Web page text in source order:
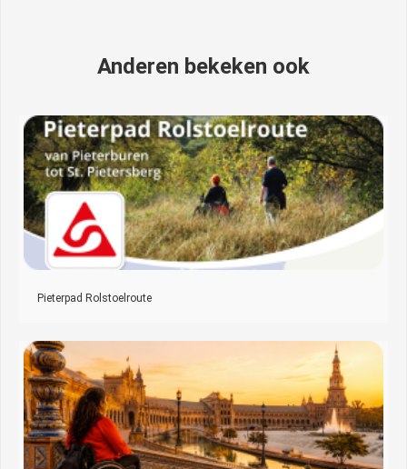
Anderen bekeken ook
Pieterpad Rolstoelroute